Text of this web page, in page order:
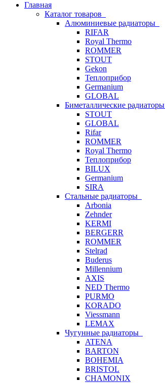
Главная
Каталог товаров
Алюминиевые радиаторы
RIFAR
Royal Thermo
ROMMER
STOUT
Gekon
Теплоприбор
Germanium
GLOBAL
Биметаллические радиаторы
STOUT
GLOBAL
Rifar
ROMMER
Royal Thermo
Теплоприбор
BILUX
Germanium
SIRA
Стальные радиаторы
Arbonia
Zehnder
KERMI
BERGERR
ROMMER
Stelrad
Buderus
Millennium
AXIS
NED Thermo
PURMO
KORADO
Viessmann
LEMAX
Чугунные радиаторы
ATENA
BARTON
BOHEMIA
BRISTOL
CHAMONIX